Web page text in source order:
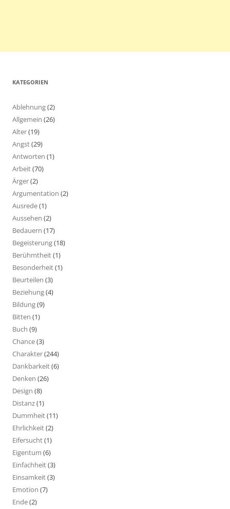
KATEGORIEN
Ablehnung(2)
Allgemein (26)
Alter(19)
Angst(29)
Antworten (1)
Arbeit(70)
Ärger(2)
Argumentation (2)
Ausrede(1)
Aussehen (2)
Bedauern (17)
Begeisterung(18)
Berühmtheit(1)
Besonderheit(1)
Beurteilen (3)
Beziehung(4)
Bildung(9)
Bitten (1)
Buch (9)
Chance(3)
Charakter(244)
Dankbarkeit(6)
Denken (26)
Design (8)
Distanz(1)
Dummheit(11)
Ehrlichkeit(2)
Eifersucht(1)
Eigentum (6)
Einfachheit(3)
Einsamkeit(3)
Emotion (7)
Ende(2)